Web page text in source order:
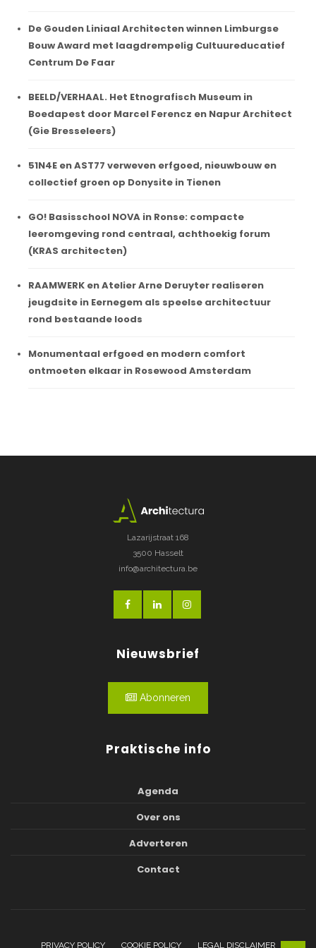
De Gouden Liniaal Architecten winnen Limburgse
Bouw Award met laagdrempelig Cultuureducatief
Centrum De Faar
BEELD/VERHAAL. Het Etnografisch Museum in
Boedapest door Marcel Ferencz en Napur Architect
(Gie Bresseleers)
51N4E en AST77 verweven erfgoed, nieuwbouw en
collectief groen op Donysite in Tienen
GO! Basisschool NOVA in Ronse: compacte
leeromgeving rond centraal, achthoekig forum
(KRAS architecten)
RAAMWERK en Atelier Arne Deruyter realiseren
jeugdsite in Eernegem als speelse architectuur
rond bestaande loods
Monumentaal erfgoed en modern comfort
ontmoeten elkaar in Rosewood Amsterdam
Lazarijstraat 168
3500 Hasselt
info@architectura.be
Nieuwsbrief
Abonneren
Praktische info
Agenda
Over ons
Adverteren
Contact
PRIVACY POLICY COOKIE POLICY LEGAL DISCLAIMER